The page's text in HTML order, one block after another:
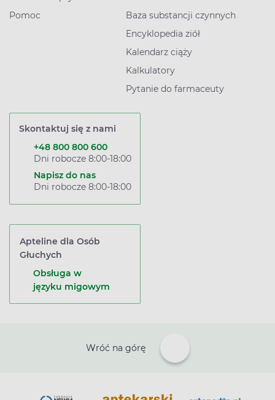
Pomoc
Baza substancji czynnych
Encyklopedia ziół
Kalendarz ciąży
Kalkulatory
Pytanie do farmaceuty
Skontaktuj się z nami
+48 800 800 600
Dni robocze 8:00-18:00
Napisz do nas
Dni robocze 8:00-18:00
Apteline dla Osób
Głuchych
Obsługa w
języku migowym
Wróć na górę